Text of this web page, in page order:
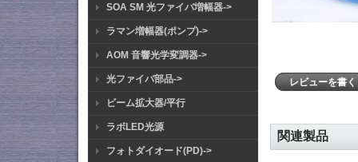
SOA SM 光ファイバ増幅器->
ラマン増幅器(ポンプ)->
AOM 音響光学変調器->
光ファイバ部品->
ビーム拡大器/平行
ラボLED光源
フォトダイオード(PD)->
レビューを書
関連製品